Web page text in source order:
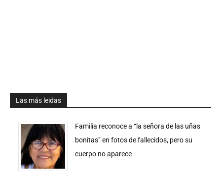
Las más leidas
Familia reconoce a “la señora de las uñas
bonitas” en fotos de fallecidos, pero su
cuerpo no aparece